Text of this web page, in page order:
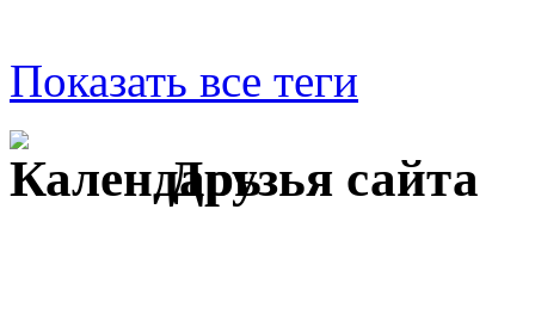
Показать все теги
Друзья сайта